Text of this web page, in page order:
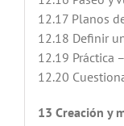
12.17 Planos
12.18 Definir
12.19 Práctica
12.20
13 Creación y